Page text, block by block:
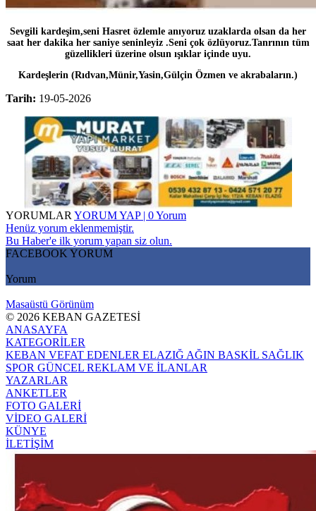
Sevgili kardeşim,seni Hasret özlemle anıyoruz uzaklarda olsan da her
saat her dakika her saniye seninleyiz .Seni çok özlüyoruz.Tanrının tüm
güzellikleri üzerine olsun ışıklar içinde uyu.
Kardeşlerin (Rıdvan,Münir,Yasin,Gülçin Özmen ve akrabaların.)
Tarih: 19-05-2026
YORUMLAR YORUM YAP | 0 Yorum
Henüz yorum eklenmemiştir.
Bu Haber'e ilk yorum yapan siz olun.
FACEBOOK YORUM
Yorum
Masaüstü Görünüm
© 2026 KEBAN GAZETESİ
ANASAYFA
KATEGORİLER
KEBAN VEFAT EDENLER ELAZIĞ AĞIN BASKİL SAĞLIK
SPOR GÜNCEL REKLAM VE İLANLAR
YAZARLAR
ANKETLER
FOTO GALERİ
VİDEO GALERİ
KÜNYE
İLETİŞİM